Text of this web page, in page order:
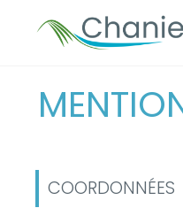
COORDONNÉES